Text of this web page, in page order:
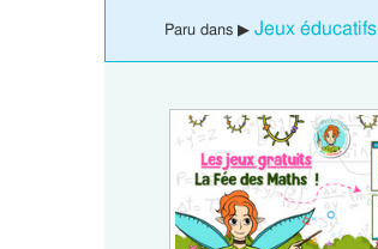
Paru dans ▶ Jeux